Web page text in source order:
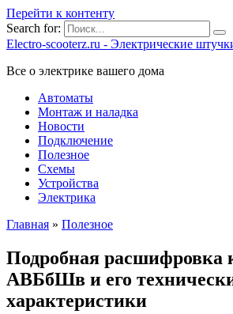
Перейти к контенту
Search for:
Electro-scooterz.ru - Электрические
Все о электрике вашего дома
Автоматы
Монтаж и наладка
Новости
Подключение
Полезное
Схемы
Устройства
Электрика
Главная » Полезное
Подробная расшифровка
АВБбШв и его
характеристики